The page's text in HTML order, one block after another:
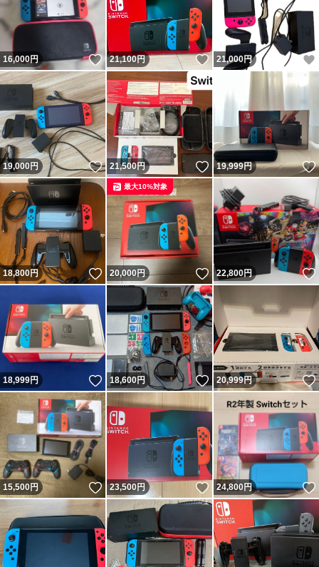
16,000円 いいね！
21,100円 いいね！
21,000円
19,000円 いいね！
21,500円 いいね！
19,999円
18,800円 いいね！
20,000円 いいね！
最大10%対象
22,800円
18,999円 いいね！
18,600円 いいね！
20,999円
15,500円 いいね！
23,500円 いいね！
24,800円